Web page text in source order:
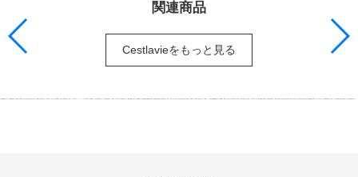
関連商品
Cestlavieをもっと見る